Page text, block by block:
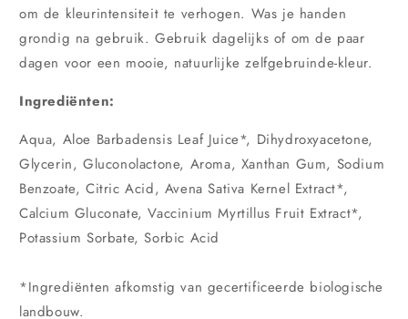
om de kleurintensiteit te verhogen. Was je handen
grondig na gebruik. Gebruik dagelijks of om de paar
dagen voor een mooie, natuurlijke zelfgebruinde-kleur.
Ingrediënten:
Aqua, Aloe Barbadensis Leaf Juice*, Dihydroxyacetone,
Glycerin, Gluconolactone, Aroma, Xanthan Gum, Sodium
Benzoate, Citric Acid, Avena Sativa Kernel Extract*,
Calcium Gluconate, Vaccinium Myrtillus Fruit Extract*,
Potassium Sorbate, Sorbic Acid
*Ingrediënten afkomstig van gecertificeerde biologische
landbouw.